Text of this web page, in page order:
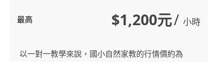
最高 $1,200元/ 小時
以一對一教學來說，國小自然家教的行情價約為